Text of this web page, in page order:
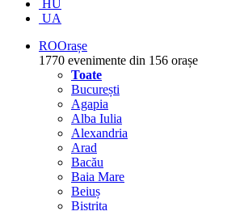
HU
UA
ROOrașe
1770 evenimente din 156 orașe
Toate
București
Agapia
Alba Iulia
Alexandria
Arad
Bacău
Baia Mare
Beiuș
Bistrița